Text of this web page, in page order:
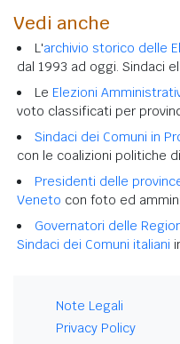
Vedi anche
L'archivio storico delle
dal 1993 ad oggi. Sindaci
Le Elezioni
voto classificati per
Sindaci dei Comuni in
con le coalizioni politiche
Presidenti delle
Veneto con foto ed
Governatori delle
Sindaci dei Comuni italiani
Note Legali
Privacy Policy